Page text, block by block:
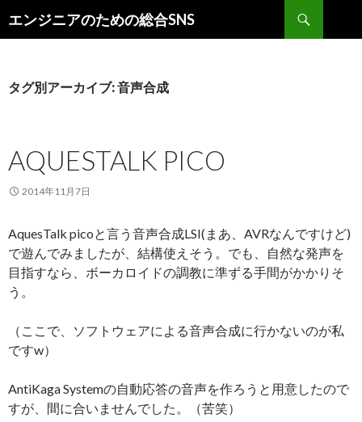
エンジニアのための総合SNS
タグ別アーカイブ: 音声合成
AQUESTALK PICO
2014年11月7日
AquesTalk picoと言う音声合成LSI(まあ、AVRなんですけど)
で遊んでみましたが、結構使えそう。でも、自然な発声を
目指すなら、ボーカロイドの調教に準ずる手間がかかりそ
う。
（ここで、ソフトウェアによる音声合成に行かないのが私
ですw）
AntiKaga Systemの自動応答の音声を作ろうと用意したので
すが、間に合いませんでした。（苦笑）